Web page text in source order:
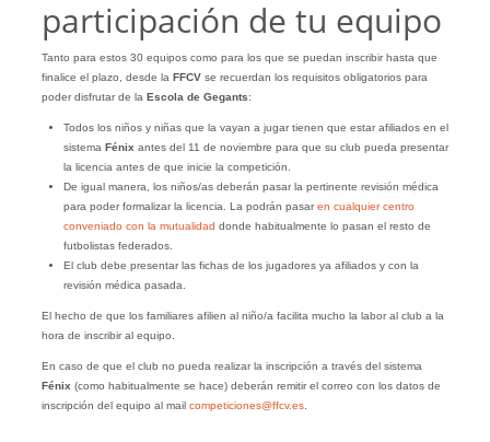
participación de tu equipo
Tanto para estos 30 equipos como para los que se puedan inscribir hasta que
finalice el plazo, desde la FFCVse recuerdan los requisitos obligatorios para
poder disfrutar de la Escola de Gegants:
Todos los niños y niñas que la vayan a jugar tienen que estar afiliados en el
sistema Fénix antes del 11 de noviembre para que su club pueda presentar
la licencia antes de que inicie la competición.
De igual manera, los niños/as deberán pasar la pertinente revisión médica
para poder formalizar la licencia. La podrán pasaren cualquier centro
conveniado con la mutualidad donde habitualmente lo pasan el resto de
futbolistas federados.
El club debe presentar las fichas de los jugadores ya afiliados y con la
revisión médica pasada.
El hecho de que los familiares afilien al niño/a facilita mucho la labor al club a la
hora de inscribir al equipo.
En caso de que el club no pueda realizar la inscripción a través del sistema
Fénix (como habitualmente se hace) deberán remitir el correo con los datos de
inscripción del equipo al mail competiciones@ffcv.es.